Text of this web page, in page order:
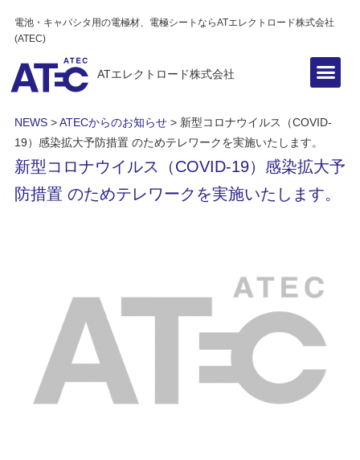
電池・キャパシタ用の電極材、電極シートならATエレクトロード株式会社
(ATEC)
ATエレクトロード株式会社
NEWS >ATECからのお知らせ > 新型コロナウイルス（COVID-
19）感染拡大予防措置 のためテレワークを実施いたします。
新型コロナウイルス（COVID-19）感染拡大予
防措置 のためテレワークを実施いたします。